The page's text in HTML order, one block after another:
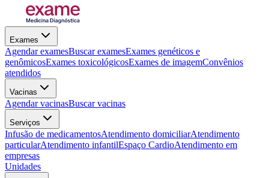
Exames
Agendar examesBuscar examesExames genéticos e
genômicosExames toxicológicosExames de imagemConvênios
atendidos
Vacinas
Agendar vacinasBuscar vacinas
Serviços
Infusão de medicamentosAtendimento domiciliarAtendimento
particularAtendimento infantilEspaço CardioAtendimento em
empresas
Unidades